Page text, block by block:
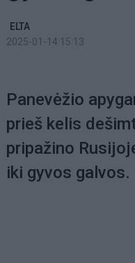
ELTA
2025-01-14 15:13
Panevėžio
prieš kelis
pripažino
iki gyvos galvos.